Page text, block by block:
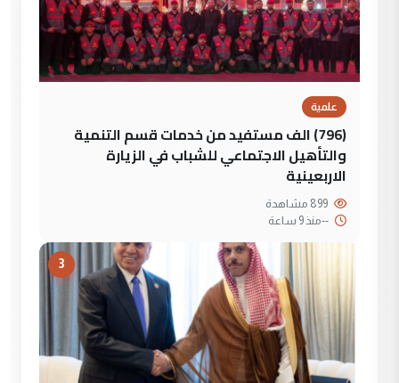
علمية
(796) الف مستفيد من خدمات قسم التنمية
والتأهيل الاجتماعي للشباب في الزيارة
الاربعينية
--منذ 9 ساعة
3